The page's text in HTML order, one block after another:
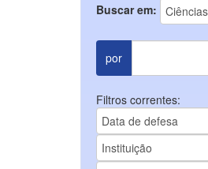
Buscar em:
por
Filtros correntes: